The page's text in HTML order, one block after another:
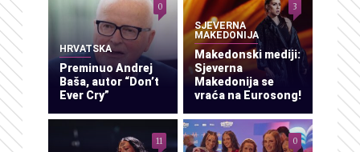
HRVATSKA
Preminuo Andrej
Baša, autor “Don’t
Ever Cry”
0
SJEVERNA
MAKEDONIJA
Makedonski mediji:
Sjeverna
Makedonija se
vraća na Eurosong!
3
11 0